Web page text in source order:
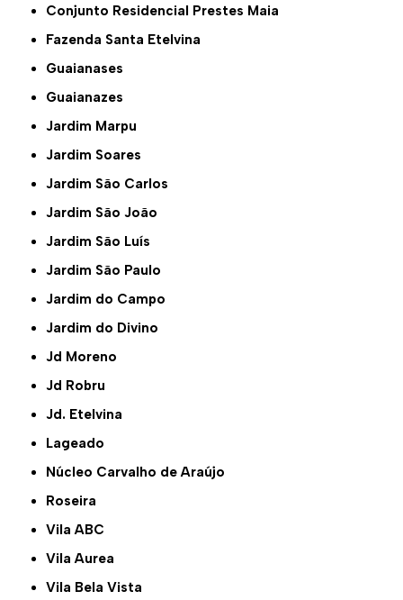
Conjunto Residencial Prestes Maia
Fazenda Santa Etelvina
Guaianases
Guaianazes
Jardim Marpu
Jardim Soares
Jardim São Carlos
Jardim São João
Jardim São Luís
Jardim São Paulo
Jardim do Campo
Jardim do Divino
Jd Moreno
Jd Robru
Jd. Etelvina
Lageado
Núcleo Carvalho de Araújo
Roseira
Vila ABC
Vila Aurea
Vila Bela Vista